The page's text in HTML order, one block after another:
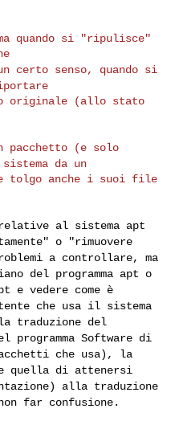
quando si "ripulisce"
certo senso, quando si
originale (allo stato
pacchetto (e solo
sistema da un
tolgo anche i suoi file
al sistema apt
o "rimuovere
a controllare, ma
del programma apt o
e vedere come è
che usa il sistema
traduzione del
programma Software di
che usa), la
quella di attenersi
alla traduzione
far confusione.